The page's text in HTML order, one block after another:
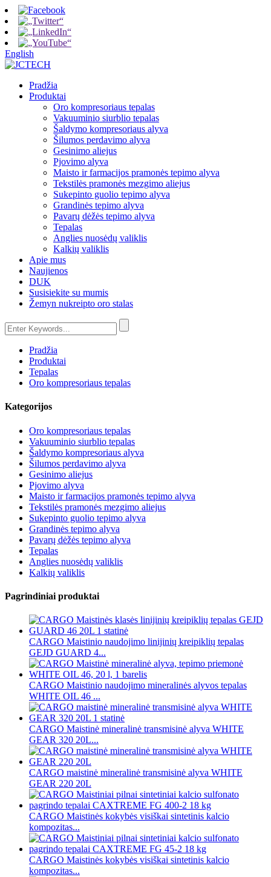
English
Pradžia
Produktai
Oro kompresoriaus tepalas
Vakuuminio siurblio tepalas
Šaldymo kompresoriaus alyva
Šilumos perdavimo alyva
Gesinimo aliejus
Pjovimo alyva
Maisto ir farmacijos pramonės tepimo alyva
Tekstilės pramonės mezgimo aliejus
Sukepinto guolio tepimo alyva
Grandinės tepimo alyva
Pavarų dėžės tepimo alyva
Tepalas
Anglies nuosėdų valiklis
Kalkių valiklis
Apie mus
Naujienos
DUK
Susisiekite su mumis
Žemyn nukreipto oro stalas
Pradžia
Produktai
Tepalas
Oro kompresoriaus tepalas
Kategorijos
Oro kompresoriaus tepalas
Vakuuminio siurblio tepalas
Šaldymo kompresoriaus alyva
Šilumos perdavimo alyva
Gesinimo aliejus
Pjovimo alyva
Maisto ir farmacijos pramonės tepimo alyva
Tekstilės pramonės mezgimo aliejus
Sukepinto guolio tepimo alyva
Grandinės tepimo alyva
Pavarų dėžės tepimo alyva
Tepalas
Anglies nuosėdų valiklis
Kalkių valiklis
Pagrindiniai produktai
CARGO Maistinio naudojimo linijinių kreipiklių tepalas
GEJD GUARD 4...
CARGO Maistinio naudojimo mineralinės alyvos tepalas
WHITE OIL 46 ...
CARGO Maistinė mineralinė transmisinė alyva WHITE
GEAR 320 20L...
CARGO maistinė mineralinė transmisinė alyva WHITE
GEAR 220 20L
CARGO Maistinės kokybės visiškai sintetinis kalcio
kompozitas...
CARGO Maistinės kokybės visiškai sintetinis kalcio
kompozitas...